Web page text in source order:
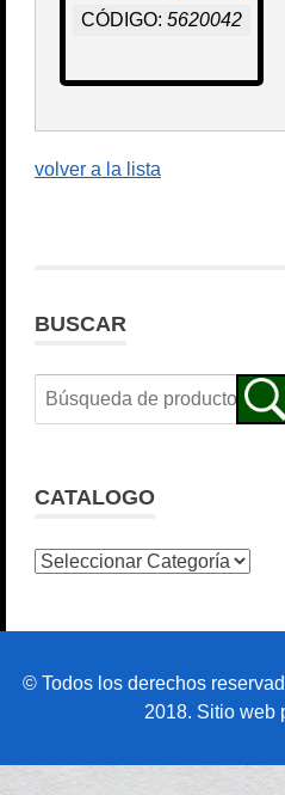
CÓDIGO: 5620042
volver a la lista
BUSCAR
CATALOGO
© Todos los derechos
2018. Sitio web